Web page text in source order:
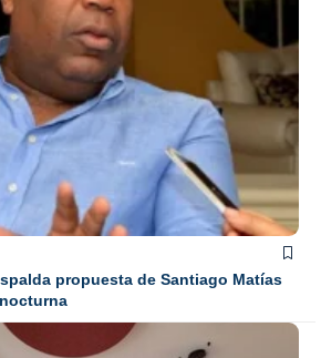
propuesta de Santiago Matías